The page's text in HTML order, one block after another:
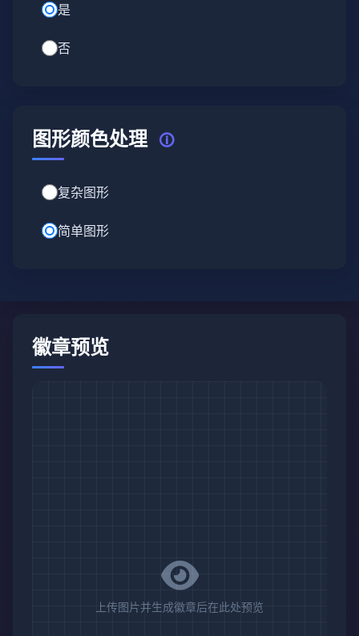
是
否
图形颜色处理 🛈
复杂图形
简单图形
徽章预览
上传图片并生成徽章后在此处预览